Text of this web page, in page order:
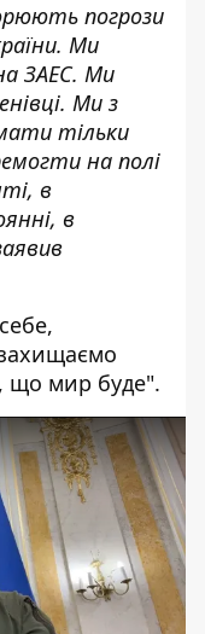
погрози
Ми
ЗАЕС. Ми
Ми з
тільки
на полі
в
в
що мир буде".